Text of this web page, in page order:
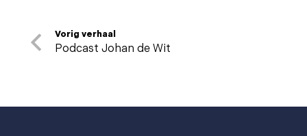
Vorig verhaal
Podcast Johan de Wit